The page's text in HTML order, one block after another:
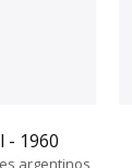
- 1960
argentinos